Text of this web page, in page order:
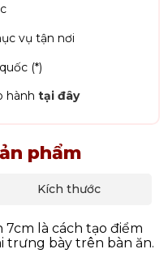
vụ tận nơi
(*)
hành tại đây
phẩm
Kích thước
là cách tạo điểm
trưng bày trên bàn ăn.